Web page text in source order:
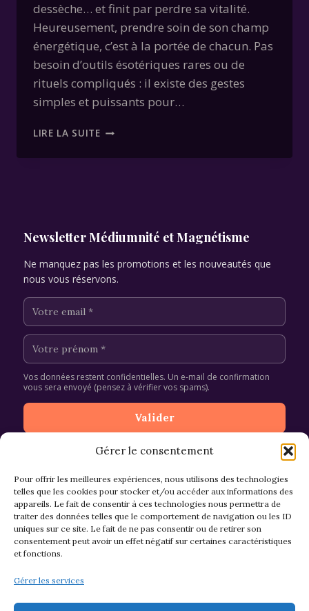
Gérer le consentement
Pour offrir les meilleures expériences, nous utilisons des technologies
telles que les cookies pour stocker et/ou accéder aux informations des
appareils. Le fait de consentir à ces technologies nous permettra de
traiter des données telles que le comportement de navigation ou les ID
uniques sur ce site. Le fait de ne pas consentir ou de retirer son
consentement peut avoir un effet négatif sur certaines caractéristiques
et fonctions.
Gérer les services
dessèche… et finit par perdre sa vitalité.
Heureusement, prendre soin de son champ
énergétique, c’est à la portée de chacun. Pas
besoin d’outils ésotériques rares ou de
rituels compliqués : il existe des gestes
simples et puissants pour…
LIRE LA SUITETECHNIQUES
POUR
AURA
Newsletter Médiumnité et Magnétisme
Ne manquez pas les promotions et les nouveautés que
nous vous réservons.
Vos données restent confidentielles. Un e-mail de confirmation
vous sera envoyé (pensez à vérifier vos spams).
CGV et Retours